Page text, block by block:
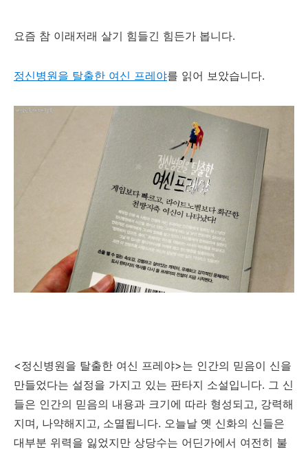
요즘 참 이래저래 살기 힘들긴 힘든가 봅니다.
정신병원을 탈출한 여신 프레야를 읽어 보았습니다.
<정신병원을 탈출한 여신 프레야>는 인간의 믿음이 신을
만들었다는 설정을 가지고 있는 판타지 소설입니다. 그 신
들은 인간의 믿음의 내용과 크기에 따라 형성되고, 강력해
지며, 나약해지고, 소멸됩니다. 오늘날 옛 신화의 신들은
대부분 위력을 잃었지만 상당수는 어딘가에서 여전히 불